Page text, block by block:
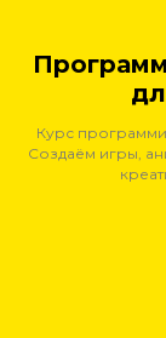
Курс
Создаём игры,